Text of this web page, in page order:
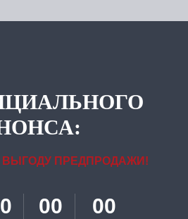
ВЫГОДУ ПРЕДПРОДАЖИ!
00 00